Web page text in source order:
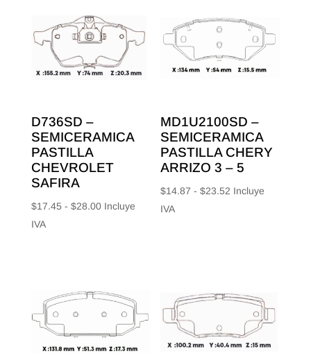
D736SD –
SEMICERAMICA
PASTILLA
CHEVROLET
SAFIRA
$17.45 - $28.00Rango
hasta
$28.00
Incluye
IVA
MD1U2100SD –
SEMICERAMICA
PASTILLA CHERY
ARRIZO 3 – 5
$14.87 - $23.52 Rango
$23.52
Incluye
IVA